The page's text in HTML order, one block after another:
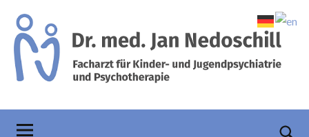
Inhalt
springen
Dr.
für
Kinder-